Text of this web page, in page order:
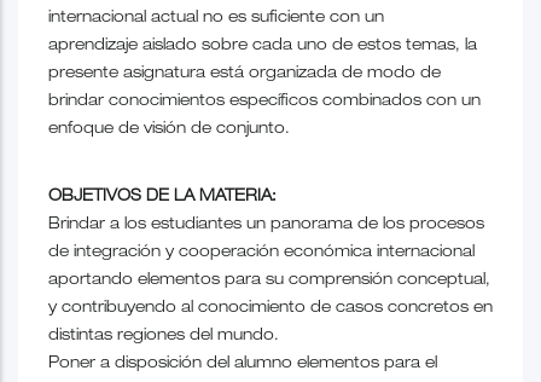
internacional actual no es suficiente con un
aprendizaje aislado sobre cada uno de estos temas, la
presente asignatura está organizada de modo de
brindar conocimientos específicos combinados con un
enfoque de visión de conjunto.
OBJETIVOS DE LA MATERIA:
Brindar a los estudiantes un panorama de los procesos
de integración y cooperación económica internacional
aportando elementos para su comprensión conceptual,
y contribuyendo al conocimiento de casos concretos en
distintas regiones del mundo.
Poner a disposición del alumno elementos para el